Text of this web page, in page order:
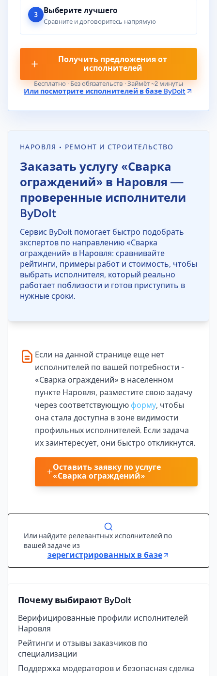
3 Выберите лучшего
Сравните и договоритесь напрямую
Получить предложения от
исполнителей
Бесплатно · Без обязательств · Займёт ~2 минуты
Или посмотрите исполнителей в базе ByDoIt
НАРОВЛЯ • РЕМОНТ И СТРОИТЕЛЬСТВО
Заказать услугу «Сварка
ограждений» в Наровля —
проверенные исполнители
ByDoIt
Сервис ByDoIt помогает быстро подобрать
экспертов по направлению «Сварка
ограждений» в Наровля: сравнивайте
рейтинги, примеры работ и стоимость, чтобы
выбрать исполнителя, который реально
работает поблизости и готов приступить в
нужные сроки.
Если на данной странице еще нет
исполнителей по вашей потребности -
«Сварка ограждений» в населенном
пункте Наровля, разместите свою задачу
через соответствующую форму, чтобы
она стала доступна в зоне видимости
профильных исполнителей. Если задача
их заинтересует, они быстро откликнутся.
Оставить заявку по услуге
«Сварка ограждений»
Или найдите релевантных исполнителей по
вашей задаче из
зерегистрированных в базе
Почему выбирают ByDoIt
Верифицированные профили исполнителей
Наровля
Рейтинги и отзывы заказчиков по
специализации
Поддержка модераторов и безопасная сделка